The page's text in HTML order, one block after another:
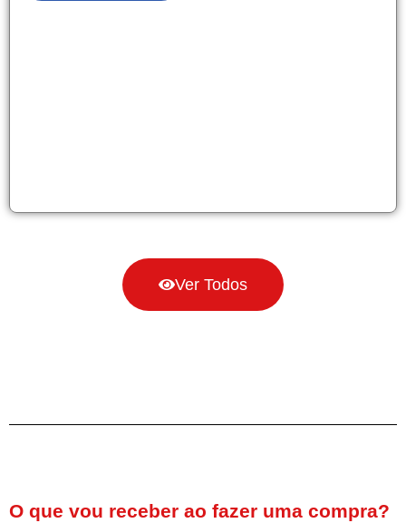
Ver Todos
O que vou receber ao fazer uma compra?